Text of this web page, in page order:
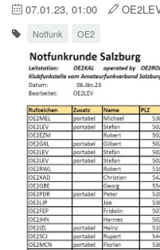
07.01.23, 01:00
Notfunk OE2